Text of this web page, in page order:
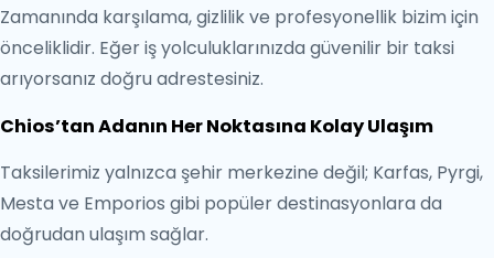
Zamanında karşılama, gizlilik ve profesyonellik bizim için
önceliklidir. Eğer iş yolculuklarınızda güvenilir bir taksi
arıyorsanız doğru adrestesiniz.
Chios’tan Adanın Her Noktasına Kolay Ulaşım
Taksilerimiz yalnızca şehir merkezine değil; Karfas, Pyrgi,
Mesta ve Emporios gibi popüler destinasyonlara da
doğrudan ulaşım sağlar.